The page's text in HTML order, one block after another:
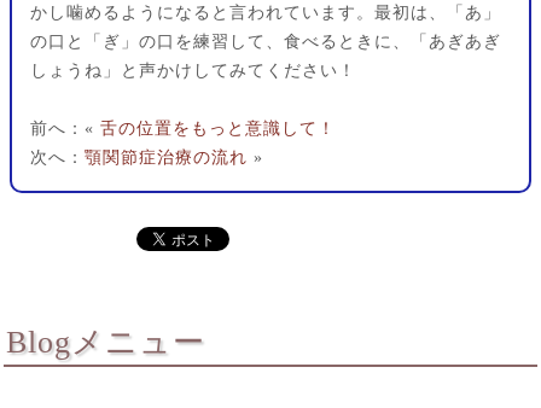
かし噛めるようになると言われています。最初は、「あ」
の口と「ぎ」の口を練習して、食べるときに、「あぎあぎ
しょうね」と声かけしてみてください！
前へ：« 舌の位置をもっと意識して！
次へ： 顎関節症治療の流れ »
Blogメニュー